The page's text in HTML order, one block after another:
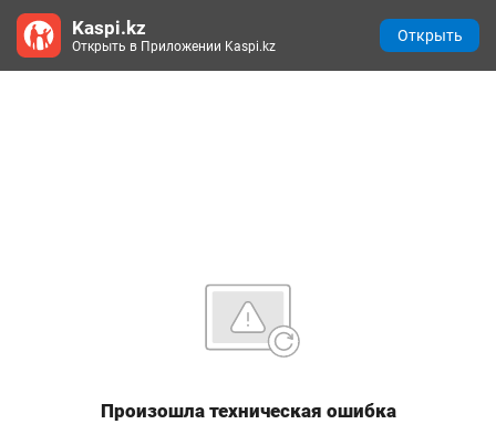
Произошла техническая ошибка
Kaspi.kz
Открыть в Приложении Kaspi.kz
Открыть